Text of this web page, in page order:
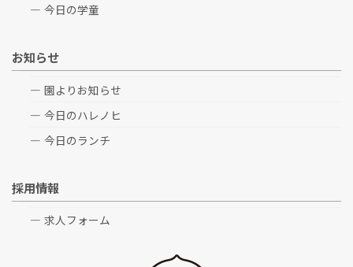
今日の学童
お知らせ
園よりお知らせ
今日のハレノヒ
今日のランチ
採用情報
求人フォーム